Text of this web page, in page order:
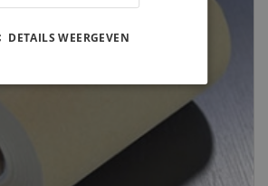
DETAILS WEERGEVEN